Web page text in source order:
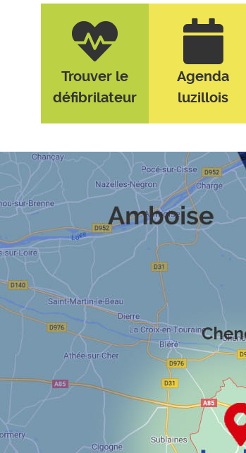
Trouver le
défibrilateur
Agenda
luzillois